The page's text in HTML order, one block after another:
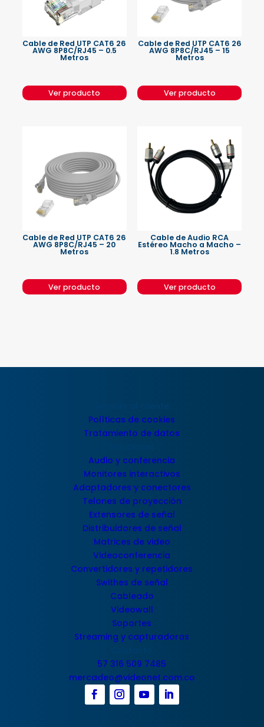
Cable de Red UTP CAT6 26
AWG 8P8C/RJ45 – 0.5
Metros
Ver producto
Cable de Red UTP CAT6 26
AWG 8P8C/RJ45 – 15
Metros
Ver producto
Cable de Red UTP CAT6 26
AWG 8P8C/RJ45 – 20
Metros
Ver producto
Cable de Audio RCA
Estéreo Macho a Macho –
1.8 Metros
Ver producto
Políticas de cookies
Tratamiento de datos
Audio y conferencia
Monitores interactivos
Adaptadores y conectores
Telones de proyección
Extensores de señal
Distribuidores de señal
Matrices de video
Videoconferencia
Convertidores y repetidores
Swithes de señal
Cableado
Videowall
Soportes
Streaming y capturadoras
57 316 509 7485
mercadeo@videonet.com.co